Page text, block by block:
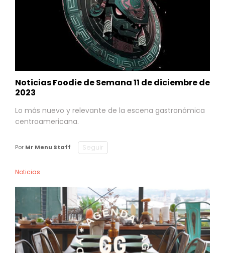
Noticias Foodie de Semana 11 de diciembre de
2023
Lo más nuevo y relevante de la escena gastronómica
centroamericana.
Por Mr Menu Staff Seguir
Noticias